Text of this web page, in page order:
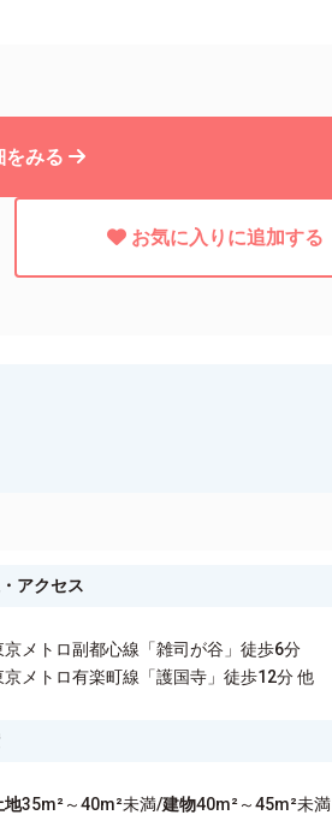
をみる
お気に入りに追加する
アクセス
京メトロ副都心線「雑司が谷」徒歩6分
京メトロ有楽町線「護国寺」徒歩12分 他
地35m²～40m²未満/建物40m²～45m²未満